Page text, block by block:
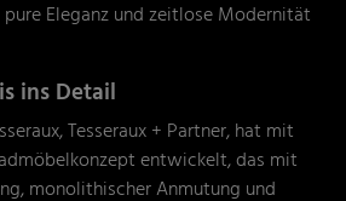
Eleganz und zeitlose Modernität
ins Detail
Tesseraux + Partner, hat mit
entwickelt, das mit
monolithischer Anmutung und